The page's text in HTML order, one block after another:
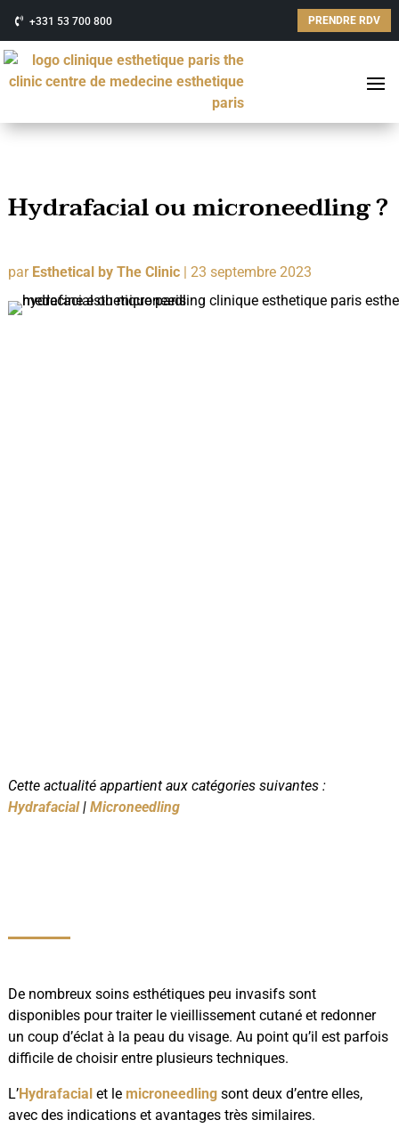
+331 53 700 800 PRENDRE RDV
Hydrafacial ou microneedling ?
par Esthetical by The Clinic| 23 septembre 2023
Cette actualité appartient aux catégories suivantes :
Hydrafacial| Microneedling
De nombreux soins esthétiques peu invasifs sont
disponibles pour traiter le vieillissement cutané et redonner
un coup d’éclat à la peau du visage. Au point qu’il est parfois
difficile de choisir entre plusieurs techniques.
L’Hydrafacialet le microneedlingsont deux d’entre elles,
avec des indications et avantages très similaires.